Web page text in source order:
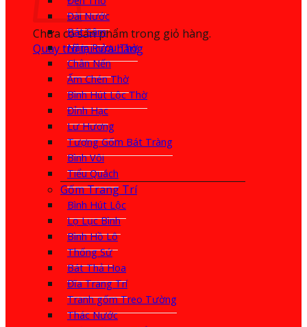
Chưa có sản phẩm trong giỏ hàng.
Quay trở lại cửa hàng
Đài Nước
Bát Sâm
Nậm Rượu Thờ
Chân Nến
Ấm Chén Thờ
Bình Hút Lộc Thờ
Đỉnh Hạc
Lư Hương
Tượng Gốm Bát Tràng
Bình Vôi
Tiểu Quách
Gốm Trang Trí
Bình Hút Lộc
Lọ Lục Bình
Bình Hồ Lô
Thống Sứ
Bát Thả Hoa
Đĩa Trang Trí
Tranh gốm Treo Tường
Thác Nước